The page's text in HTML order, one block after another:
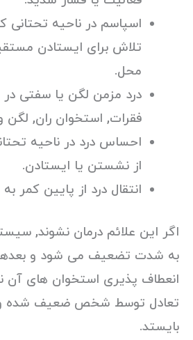
اسپاسم در ناحیه تحتانی
تلاش برای ایستادن
محل.
درد مزمن لگن یا سفتی
فقرات, استخوان ران, لگن
احساس درد در ناحیه
از نشستن یا ایستادن.
انتقال درد از پایین کمر به
اگر این علائم درمان نشوند,
به شدت تضعیف می شود و
انعطاف پذیری استخوان های آن
تعادل توسط شخص ضعیف شده
بایستد.